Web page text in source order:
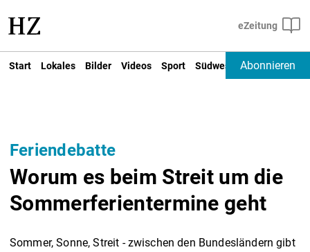
Start Lokales Bilder Videos Sport Südwest Deutschland
Abonnieren
Feriendebatte
Worum es beim Streit um die
Sommerferientermine geht
Sommer, Sonne, Streit - zwischen den Bundesländern gibt